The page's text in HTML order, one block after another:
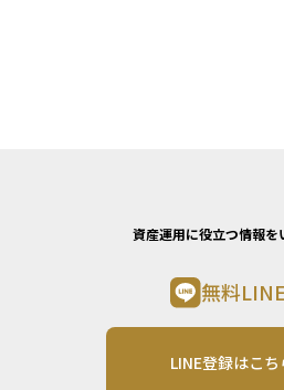
資産運用に役立つ情報を
無料
LINE登録はこち